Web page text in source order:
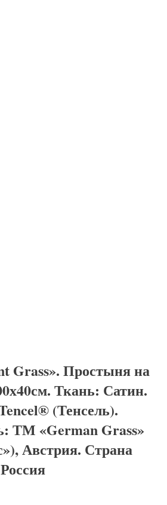
Grass». Простыня на
Ткань: Сатин.
(Тенсель).
ТМ «German Grass»
Австрия. Страна